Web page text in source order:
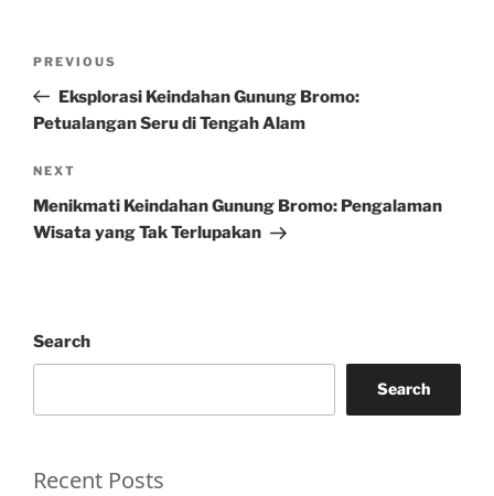
Previous
Post
PREVIOUS
Eksplorasi Keindahan Gunung Bromo:
Petualangan Seru di Tengah Alam
Next
Post
NEXT
Menikmati Keindahan Gunung Bromo: Pengalaman
Wisata yang Tak Terlupakan
Search
Search
Recent Posts